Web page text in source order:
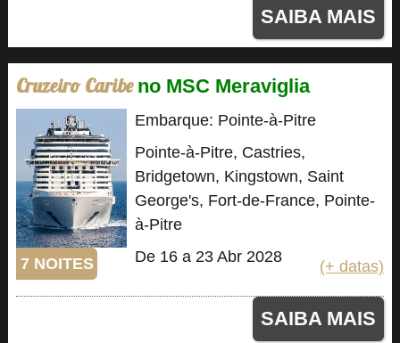
SAIBA MAIS
Cruzeiro Caribe no MSC Meraviglia
7 NOITES
Embarque: Pointe-à-Pitre
Pointe-à-Pitre, Castries,
Bridgetown, Kingstown, Saint
George's, Fort-de-France, Pointe-
à-Pitre
De 16 a 23 Abr 2028
(+ datas)
SAIBA MAIS